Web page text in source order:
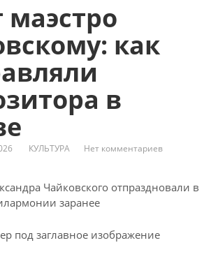
маэстро
как
в
КУЛЬТУРА Нет комментариев
под заглавное изображение